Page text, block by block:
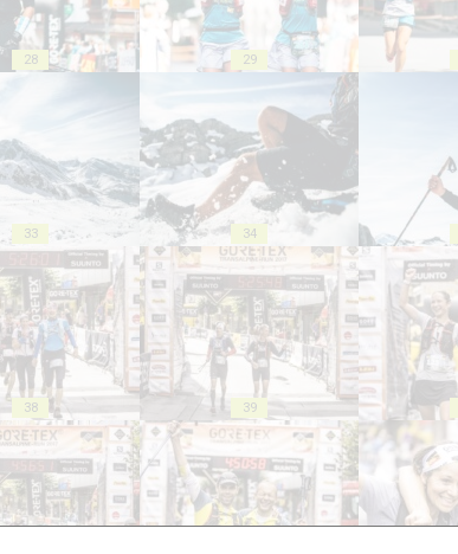
28 29
33 34
38 39